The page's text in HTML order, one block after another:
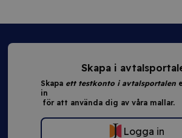
Skapa i
Skapa ett testkonto i avtalsportalen
in
för att använda dig av våra mallar.
Logga in